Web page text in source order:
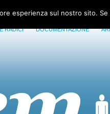
RADICI DOCUMENTAZIONE
esperienza sul nostro sito.